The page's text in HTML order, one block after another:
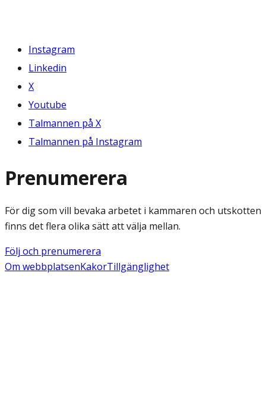
Instagram
Linkedin
X
Youtube
Talmannen på X
Talmannen på Instagram
Prenumerera
För dig som vill bevaka arbetet i kammaren och utskotten
finns det flera olika sätt att välja mellan.
Följ och prenumerera
Om webbplatsenKakorTillgänglighet